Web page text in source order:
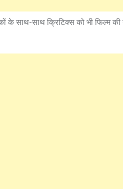
के साथ-साथ क्रिटिक्स को भी फिल्म